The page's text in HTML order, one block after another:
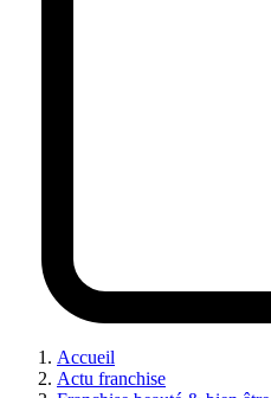
Accueil
Actu franchise